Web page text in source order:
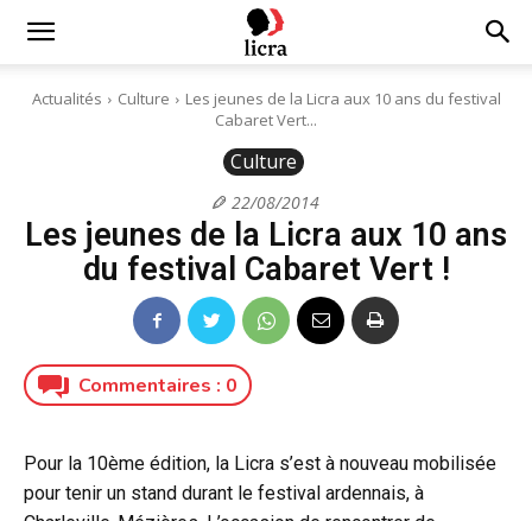
Licra
Antiraciste
Actualités Culture
Les jeunes de la Licra aux 10 ans du festival
Cabaret Vert...
Culture
22/08/2014
Les jeunes de la Licra aux 10 ans
du festival Cabaret Vert !
Commentaires : 0
Pour la 10ème édition, la Licra s’est à nouveau mobilisée
pour tenir un stand durant le festival ardennais, à